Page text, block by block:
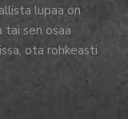
lupaa on
sen osaa
ota rohkeasti